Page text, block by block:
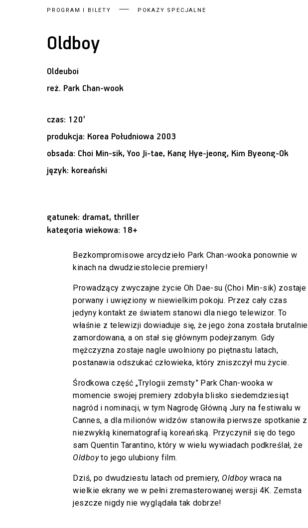
PROGRAM I BILETY POKAZY SPECJALNE
Oldboy
Oldeuboi
reż. Park Chan-wook
czas: 120’
produkcja: Korea Południowa 2003
obsada: Choi Min-sik, Yoo Ji-tae, Kang Hye-jeong, Kim Byeong-Ok
język: koreański
gatunek: dramat, thriller
kategoria wiekowa: 18+
Bezkompromisowe arcydzieło Park Chan-wooka ponownie w
kinach na dwudziestolecie premiery!
Prowadzący zwyczajne życie Oh Dae-su (Choi Min-sik) zostaje
porwany i uwięziony w niewielkim pokoju. Przez cały czas
jedyny kontakt ze światem stanowi dla niego telewizor. To
właśnie z telewizji dowiaduje się, że jego żona została brutalnie
zamordowana, a on stał się głównym podejrzanym. Gdy
mężczyzna zostaje nagle uwolniony po piętnastu latach,
postanawia odszukać człowieka, który zniszczył mu życie.
Środkowa część „Trylogii zemsty” Park Chan-wooka w
momencie swojej premiery zdobyła blisko siedemdziesiąt
nagród i nominacji, w tym Nagrodę Główną Jury na festiwalu w
Cannes, a dla milionów widzów stanowiła pierwsze spotkanie z
niezwykłą kinematografią koreańską. Przyczynił się do tego
sam Quentin Tarantino, który w wielu wywiadach podkreślał, że
Oldboyto jego ulubiony film.
Dziś, po dwudziestu latach od premiery, Oldboywraca na
wielkie ekrany we w pełni zremasterowanej wersji 4K. Zemsta
jeszcze nigdy nie wyglądała tak dobrze!